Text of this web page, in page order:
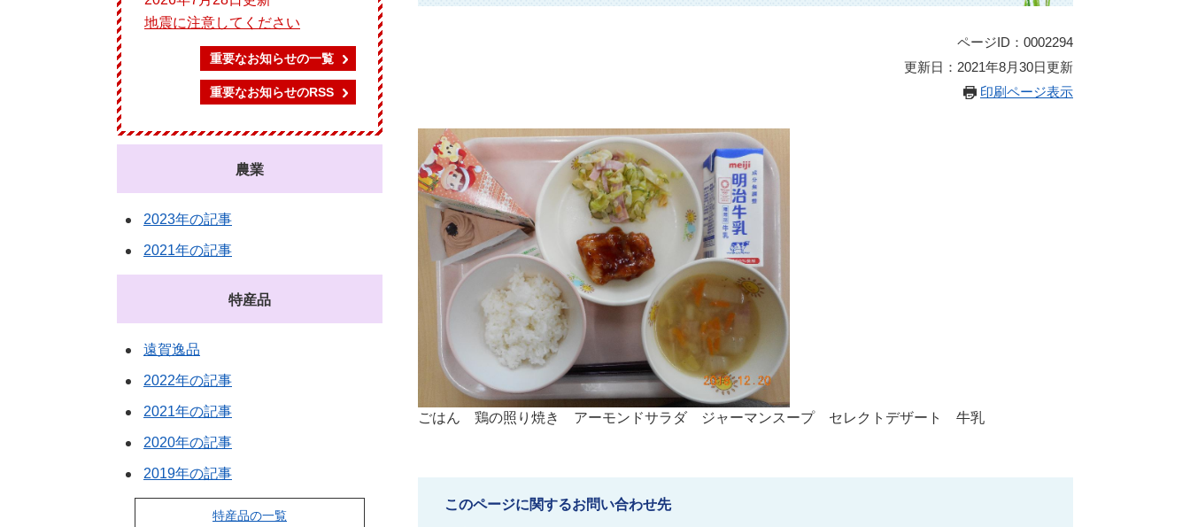
ページID：0002294
更新日：2021年8月30日更新
印刷ページ表示
ごはん 鶏の照り焼き アーモンドサラダ ジャーマンスープ セレクトデザート 牛乳
このページに関するお問い合わせ先
地震に注意してください
重要なお知らせの一覧
重要なお知らせのRSS
農業
2023年の記事
2021年の記事
特産品
遠賀逸品
2022年の記事
2021年の記事
2020年の記事
2019年の記事
特産品の一覧